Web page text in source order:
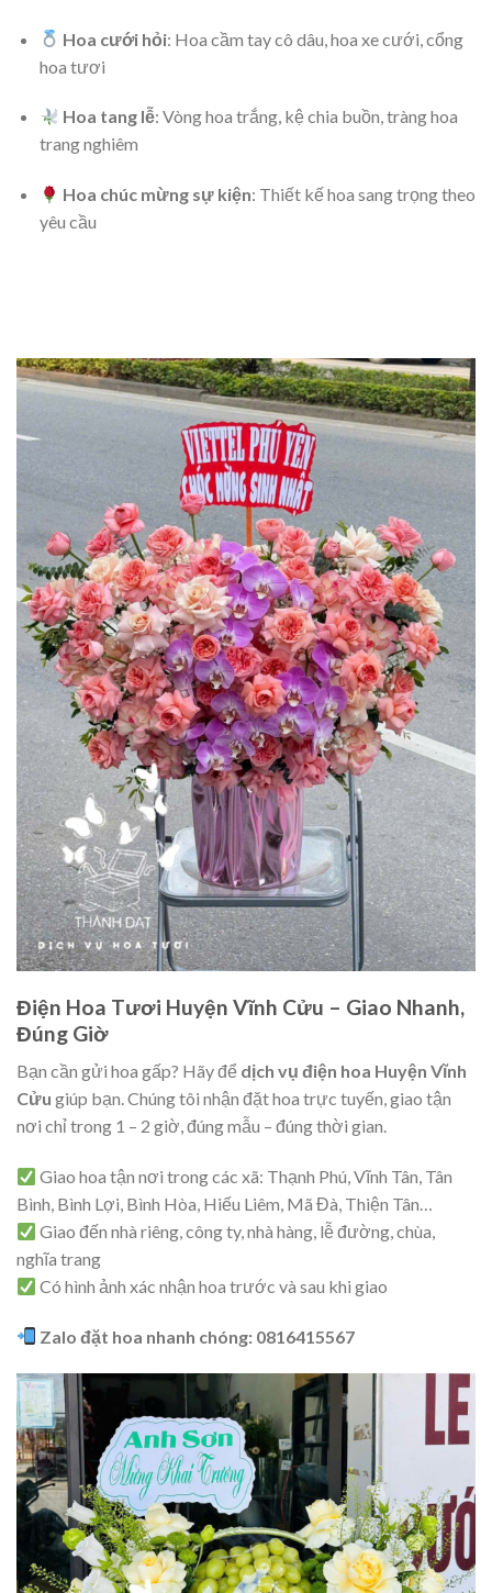
Hoa cưới hỏi: Hoa cầm tay cô dâu, hoa xe cưới, cổng
hoa tươi
Hoa tang lễ: Vòng hoa trắng, kệ chia buồn, tràng hoa
trang nghiêm
Hoa chúc mừng sự kiện: Thiết kế hoa sang trọng theo
yêu cầu
Điện Hoa Tươi Huyện Vĩnh Cửu – Giao Nhanh,
Đúng Giờ
Bạn cần gửi hoa gấp? Hãy để dịch vụ điện hoa Huyện Vĩnh
Cửu giúp bạn. Chúng tôi nhận đặt hoa trực tuyến, giao tận
nơi chỉ trong 1 – 2 giờ, đúng mẫu – đúng thời gian.
Giao hoa tận nơi trong các xã: Thạnh Phú, Vĩnh Tân, Tân
Bình, Bình Lợi, Bình Hòa, Hiếu Liêm, Mã Đà, Thiện Tân…
Giao đến nhà riêng, công ty, nhà hàng, lễ đường, chùa,
nghĩa trang
Có hình ảnh xác nhận hoa trước và sau khi giao
Zalo đặt hoa nhanh chóng: 0816415567